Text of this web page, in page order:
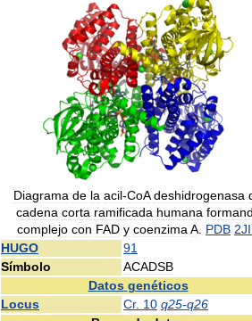
Diagrama de la acil-CoA deshidrogenasa
cadena corta ramificada humana
complejo con FAD y coenzima A PDB
HUGO
91
Símbolo
ACADSB
Datos genéticos
Locus
Cr. 10 q25-q26